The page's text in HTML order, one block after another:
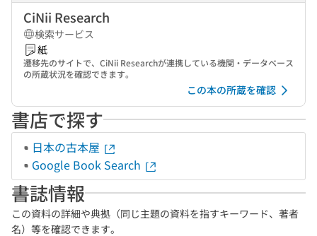
CiNii Research
検索サービス
紙
遷移先のサイトで、CiNii Researchが連携している機関・データベース
の所蔵状況を確認できます。
この本の所蔵を確認
書店で探す
日本の古本屋
Google Book Search
書誌情報
この資料の詳細や典拠（同じ主題の資料を指すキーワード、著者
名）等を確認できます。